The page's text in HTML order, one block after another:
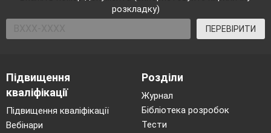
розкладку)
ПЕРЕВІРИТИ
Підвищення
кваліфікації
Підвищення кваліфікації
Вебінари
Розділи
Журнал
Бібліотека розробок
Тести